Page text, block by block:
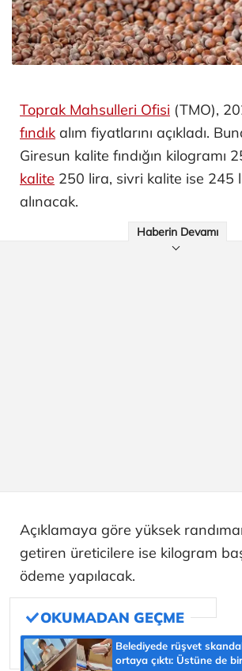
Toprak Mahsulleri Ofisi (TMO),
fındık alım fiyatlarını açıkladı.
Giresun kalite fındığın kilogramı
kalite 250 lira, sivri kalite ise 245
alınacak.
Haberin Devamı
Açıklamaya göre yüksek
getiren üreticilere ise kilogram
ödeme yapılacak.
Belediyede rüşvet
ortaya çıktı: Üstüne de